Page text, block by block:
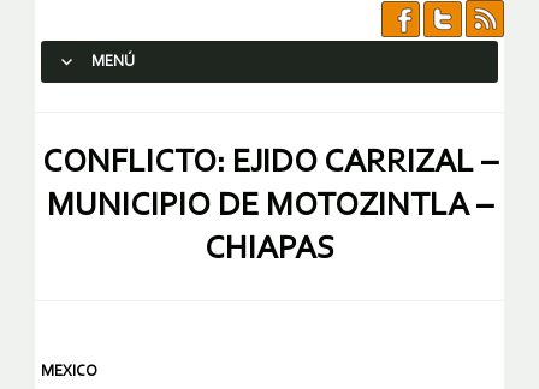
MENÚ
CONFLICTO: EJIDO CARRIZAL –
MUNICIPIO DE MOTOZINTLA –
CHIAPAS
MEXICO